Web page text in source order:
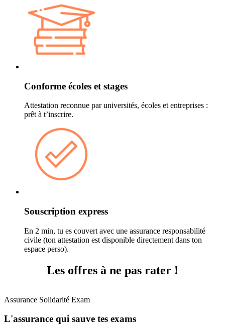
Conforme écoles et stages
Attestation reconnue par universités, écoles et entreprises :
prêt à t’inscrire.
Souscription express
En 2 min, tu es couvert avec une assurance responsabilité
civile (ton attestation est disponible directement dans ton
espace perso).
Les offres à ne pas rater !
Assurance Solidarité Exam
L'assurance qui sauve tes exams